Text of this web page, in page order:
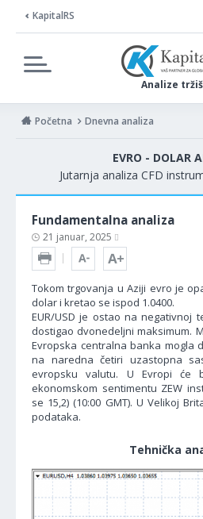
KapitalRS
Analize
Početna Dnevna analiza
EVRO - DOLAR
Jutarnja analiza CFD
Fundamentalna analiza
21 januar, 2025
Tokom trgovanja u Aziji evro je
dolar i kretao se ispod 1.0400.
EUR/USD je ostao na negativnoj
dostigao dvonedeljni maksimum.
Evropska centralna banka mogla
na naredna četiri uzastopna
evropsku valutu. U Evropi će
ekonomskom sentimentu ZEW
se 15,2) (10:00 GMT). U Velikoj
podataka.
Tehnička